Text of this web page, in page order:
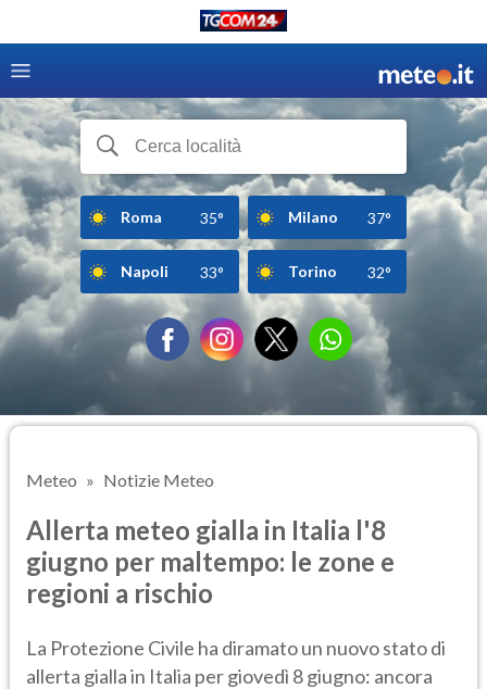
Roma 35° Milano 37°
Napoli 33° Torino 32°
Meteo Notizie Meteo
Allerta meteo gialla in Italia l'8
giugno per maltempo: le zone e
regioni a rischio
La Protezione Civile ha diramato un nuovo stato di
allerta gialla in Italia per giovedì 8 giugno: ancora